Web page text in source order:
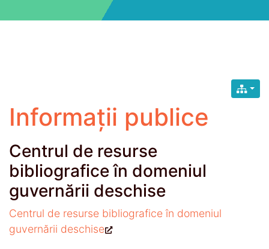
Informații publice
Centrul de resurse
bibliografice în domeniul
guvernării deschise
Centrul de resurse bibliografice în domeniul
guvernării deschise